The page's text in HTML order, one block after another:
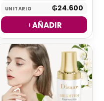
UNITARIO ₲24.600
AÑADIR